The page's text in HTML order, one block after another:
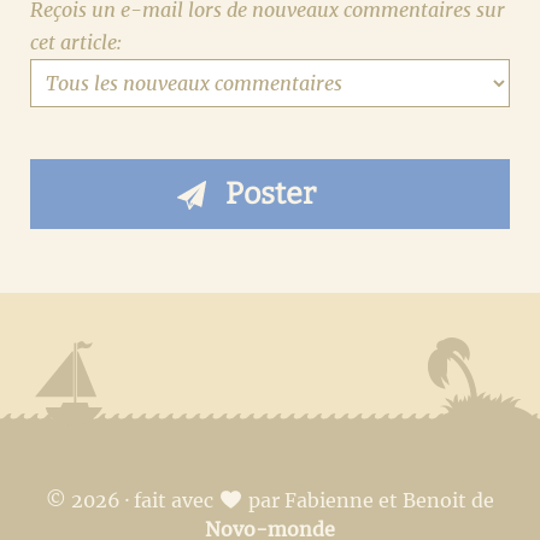
Reçois un e-mail lors de nouveaux commentaires sur
cet article:
© 2026 · fait avec
par Fabienne et Benoit de
Novo-monde